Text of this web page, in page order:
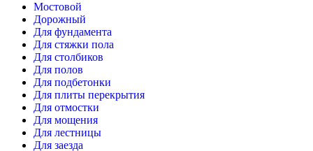
Мостовой
Дорожный
Для фундамента
Для стяжки пола
Для столбиков
Для полов
Для подбетонки
Для плиты перекрытия
Для отмостки
Для мощения
Для лестницы
Для заезда